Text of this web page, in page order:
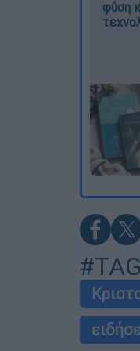
φύση